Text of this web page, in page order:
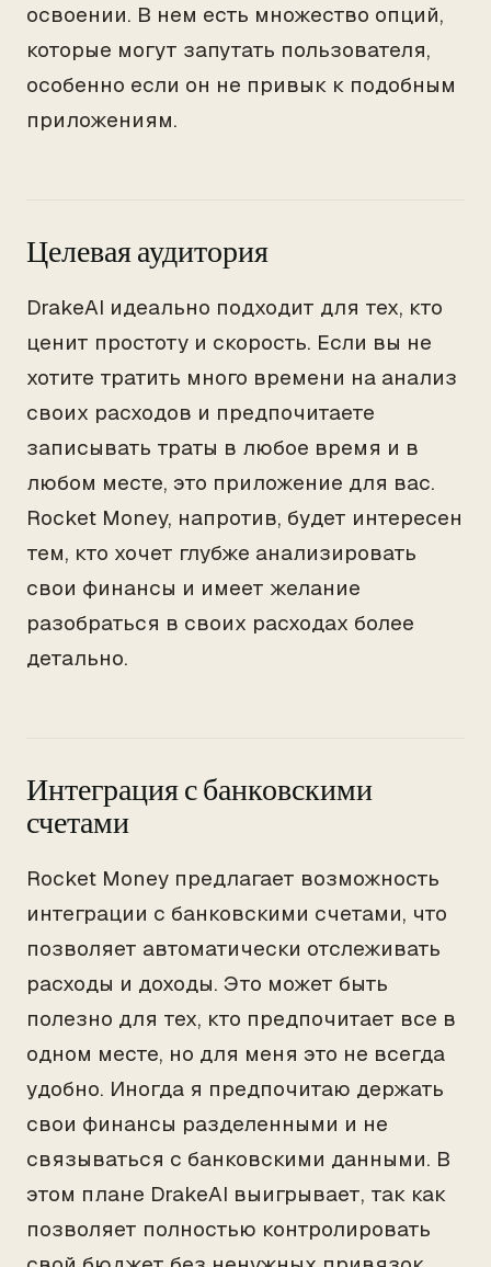
освоении. В нем есть множество опций,
которые могут запутать пользователя,
особенно если он не привык к подобным
приложениям.
Целевая аудитория
DrakeAI идеально подходит для тех, кто
ценит простоту и скорость. Если вы не
хотите тратить много времени на анализ
своих расходов и предпочитаете
записывать траты в любое время и в
любом месте, это приложение для вас.
Rocket Money, напротив, будет интересен
тем, кто хочет глубже анализировать
свои финансы и имеет желание
разобраться в своих расходах более
детально.
Интеграция с банковскими
счетами
Rocket Money предлагает возможность
интеграции с банковскими счетами, что
позволяет автоматически отслеживать
расходы и доходы. Это может быть
полезно для тех, кто предпочитает все в
одном месте, но для меня это не всегда
удобно. Иногда я предпочитаю держать
свои финансы разделенными и не
связываться с банковскими данными. В
этом плане DrakeAI выигрывает, так как
позволяет полностью контролировать